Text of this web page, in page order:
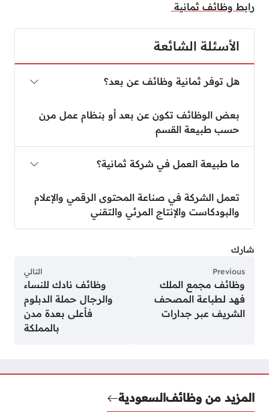
رابط وظائف ثمانية
الأسئلة الشائعة
هل توفر ثمانية وظائف عن بعد؟
بعض الوظائف تكون عن بعد أو بنظام عمل مرن
حسب طبيعة القسم
ما طبيعة العمل في شركة ثمانية؟
تعمل الشركة في صناعة المحتوى الرقمي والإعلام
والبودكاست والإنتاج المرئي والتقني
شارك
Previous
وظائف مجمع الملك
فهد لطباعة المصحف
الشريف عبر جدارات
التالي
وظائف نادك للنساء
والرجال حملة الدبلوم
فأعلى بعدة مدن
بالمملكة
المزيد من وظائفالسعودية